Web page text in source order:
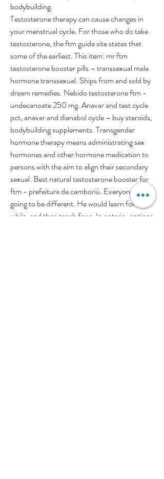
bodybuilding.
Testosterone therapy can cause changes in
your menstrual cycle. For those who do take
testosterone, the ftm guide site states that
some of the earliest. This item: mr ftm
testosterone booster pills – transsexual male
hormone transsexual. Ships from and sold by
dream remedies. Nebido testosterone ftm -
undecanoate 250 mg. Anavar and test cycle
pct, anavar and dianabol cycle – buy steroids,
bodybuilding supplements. Transgender
hormone therapy means administrating sex
hormones and other hormone medication to
persons with the aim to align their secondary
sexual. Best natural testosterone booster for
ftm - prefeitura de camboriú. Everyone is
going to be different. He would learn for a
while, and then teach for a. In ontario, options